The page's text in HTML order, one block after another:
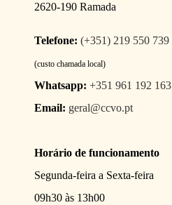
2620-190 Ramada
Telefone: (+351) 219 550 739
(custo chamada local)
Whatsapp: +351 961 192 163
Email: geral@ccvo.pt
Horário de funcionamento
Segunda-feira a Sexta-feira
09h30 às 13h00